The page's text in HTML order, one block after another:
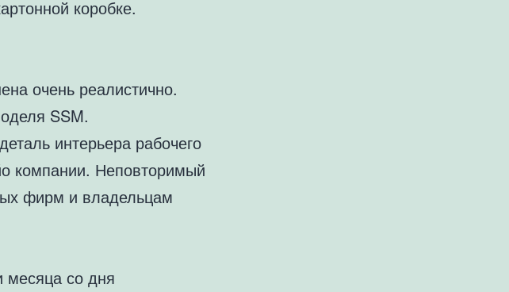
коробке.
очень реалистично.
SSM.
интерьера рабочего
компании. Неповторимый
фирм и владельцам
месяца со дня